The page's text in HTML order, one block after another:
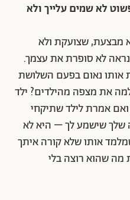
לא שמים עלייך ולא
מבצעת, שצועקת ולא
לא סופרת את עצמך.
אותו נאום בפעם השלושת
את מצפה מהילדים? ילד
אמרת לילד שתיקחי
שלך שישמע לך – היא לא
אותו שלא קורה איתך
מה שהוא רוצה בלי